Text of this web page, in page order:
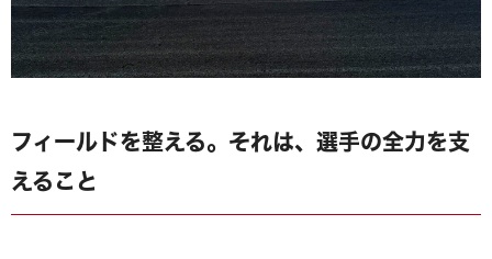
フィールドを整える。それは、選手の全力を支
えること